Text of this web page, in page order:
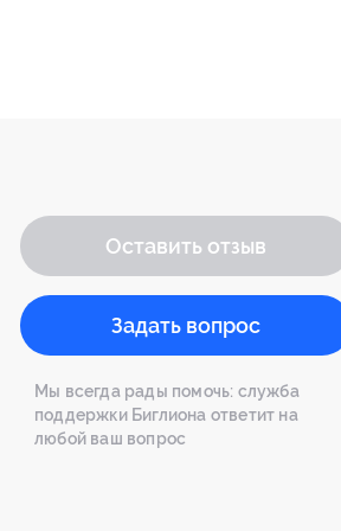
Оставить отзыв
Задать вопрос
Мы всегда рады помочь: служба
поддержки Биглиона ответит на
любой ваш вопрос